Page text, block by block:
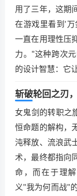
用了三年，这期
在游戏里看到'
一直在用理性压
力。"这种跨次
的设计智慧：它
斩破轮回之刃
女鬼剑的转职之
恒命题的解构，
沌释放、流浪武
术，最终都指向
命，而在于理
义"我为何而战"